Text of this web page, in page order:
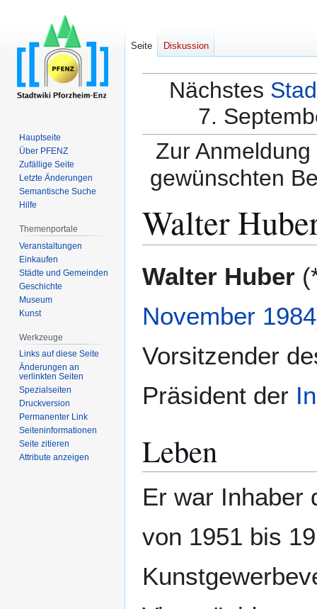
Nächstes
7.
Zur
gewünschten
Walter
Navigation
Suche
Walter Huber
November 1984
Vorsitzender
Präsident der
Leben
Er war Inhaber
von 1951 bis
Seite Diskussion
Hauptseite
Über PFENZ
Zufällige Seite
Letzte Änderungen
Semantische Suche
Hilfe
Themenportale
Veranstaltungen
Einkaufen
Städte und Gemeinden
Geschichte
Museum
Kunst
Werkzeuge
Links auf diese Seite
Änderungen an
verlinkten Seiten
Spezialseiten
Druckversion
Permanenter Link
Seiten­­informationen
Seite zitieren
Attribute anzeigen